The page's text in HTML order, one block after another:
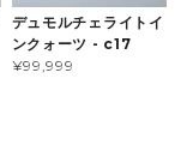
デュモルチェライトイ
ンクォーツ - c17
¥99,999